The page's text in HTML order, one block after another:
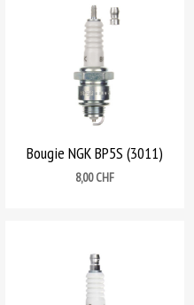
Bougie NGK BP5S (3011)
Prix
8,00 CHF